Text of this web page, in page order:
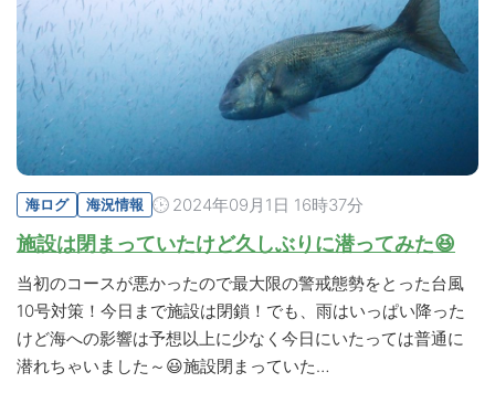
海ログ 海況情報 2024年09月1日 16時37分
施設は閉まっていたけど久しぶりに潜ってみた😆
当初のコースが悪かったので最大限の警戒態勢をとった台風
10号対策！今日まで施設は閉鎖！でも、雨はいっぱい降った
けど海への影響は予想以上に少なく今日にいたっては普通に
潜れちゃいました～😃施設閉まっていた…